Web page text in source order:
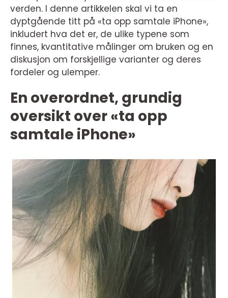
verden. I denne artikkelen skal vi ta en
dyptgående titt på «ta opp samtale iPhone»,
inkludert hva det er, de ulike typene som
finnes, kvantitative målinger om bruken og en
diskusjon om forskjellige varianter og deres
fordeler og ulemper.
En overordnet, grundig
oversikt over «ta opp
samtale iPhone»